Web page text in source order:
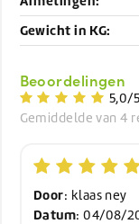
Gewicht in KG:
Beoordelingen
5,0/5
Gemiddelde van 4
Door: klaas ney
Datum: 04/08/